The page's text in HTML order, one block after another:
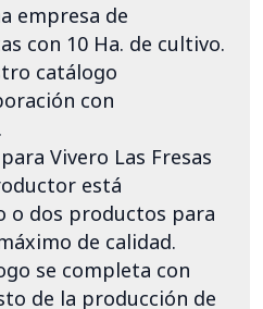
empresa de
con 10 Ha. de cultivo.
catálogo
con
Vivero Las Fresas
está
o dos productos para
de calidad.
se completa con
de la producción de